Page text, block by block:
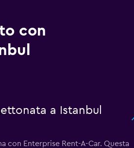
con
a Istanbul
con Enterprise Rent-A-Car. Questa